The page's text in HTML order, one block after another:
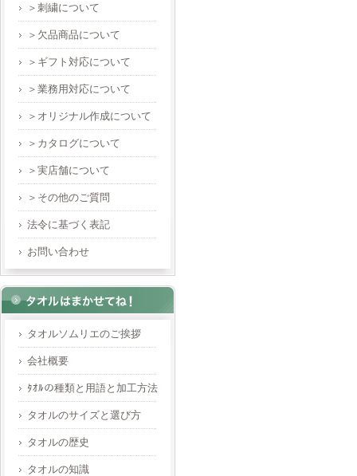
＞刺繍について
＞欠品商品について
＞ギフト対応について
＞業務用対応について
＞オリジナル作成について
＞カタログについて
＞実店舗について
＞その他のご質問
法令に基づく表記
お問い合わせ
タオルソムリエのご挨拶
会社概要
ﾀｵﾙの種類と用語と加工方法
タオルのサイズと選び方
タオルの歴史
タオルの知識